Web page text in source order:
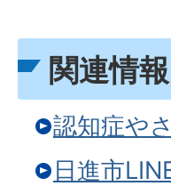
関連情報
認知症や
日進市